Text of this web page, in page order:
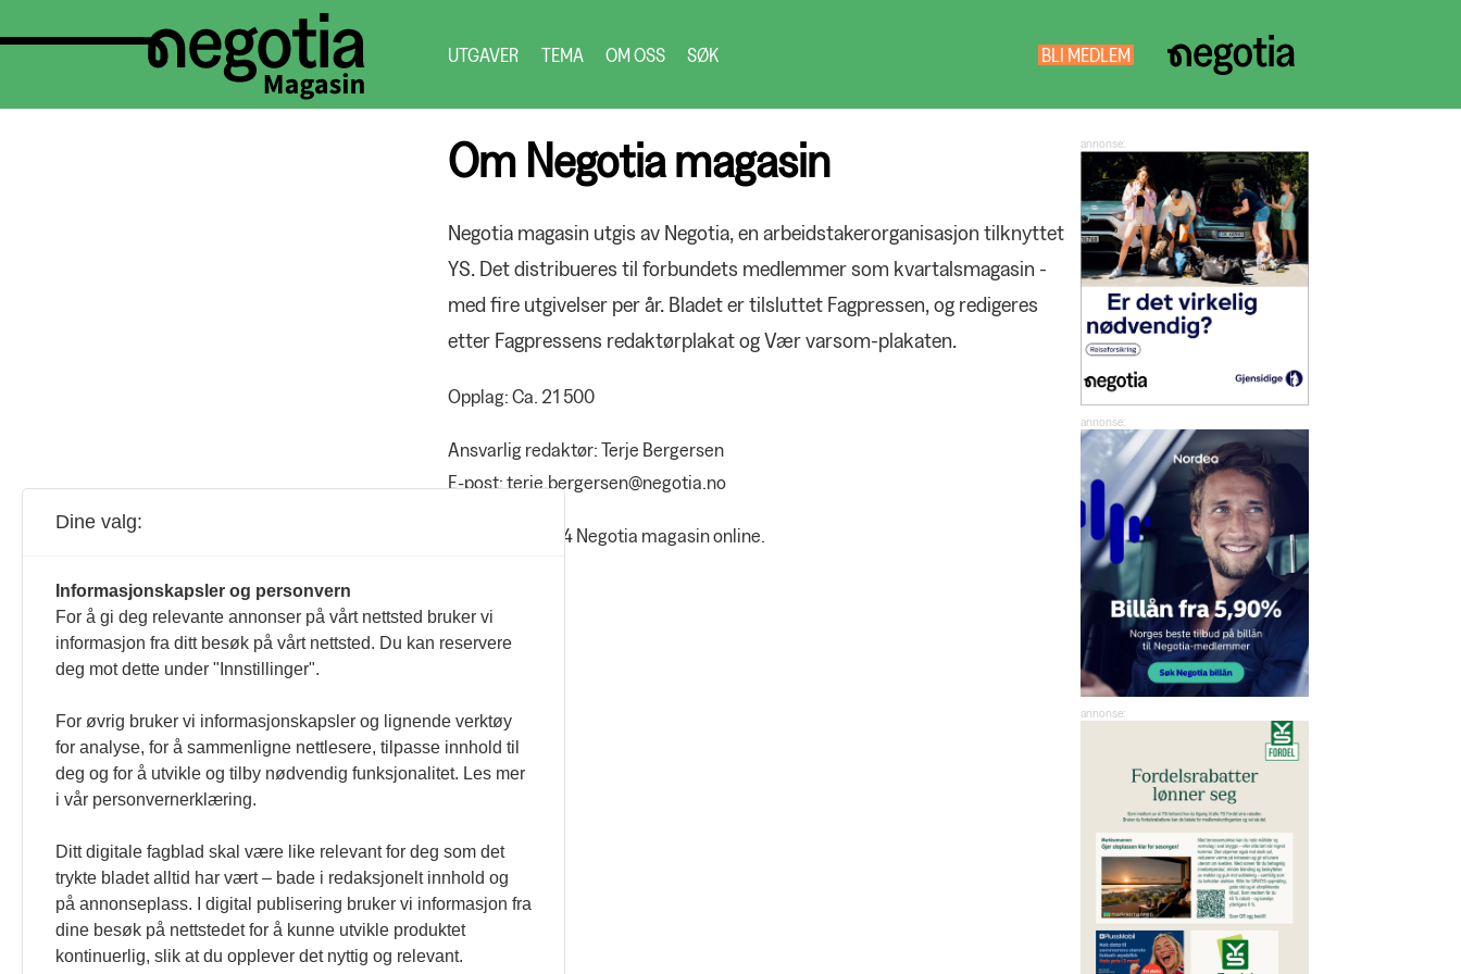
UTGAVER TEMA OM OSS SØK BLI MEDLEM NEGOTIA
Om Negotia magasin
Negotia magasin utgis av Negotia, en arbeidstakerorganisasjon tilknyttet
YS. Det distribueres til forbundets medlemmer som kvartalsmagasin -
med fire utgivelser per år. Bladet er tilsluttet Fagpressen, og redigeres
etter Fagpressens redaktørplakat og Vær varsom-plakaten.
Opplag: Ca. 21 500
Ansvarlig redaktør: Terje Bergersen
E-post: terje.bergersen@negotia.no
ISSN 3084-1674 Negotia magasin online.
Dine valg:
Informasjonskapsler og personvern
For å gi deg relevante annonser på vårt nettsted bruker vi
informasjon fra ditt besøk på vårt nettsted. Du kan reservere
deg mot dette under "Innstillinger".
For øvrig bruker vi informasjonskapsler og lignende verktøy
for analyse, for å sammenligne nettlesere, tilpasse innhold til
deg og for å utvikle og tilby nødvendig funksjonalitet. Les mer
i vår personvernerklæring.
Ditt digitale fagblad skal være like relevant for deg som det
trykte bladet alltid har vært – bade i redaksjonelt innhold og
på annonseplass. I digital publisering bruker vi informasjon fra
dine besøk på nettstedet for å kunne utvikle produktet
kontinuerlig, slik at du opplever det nyttig og relevant.